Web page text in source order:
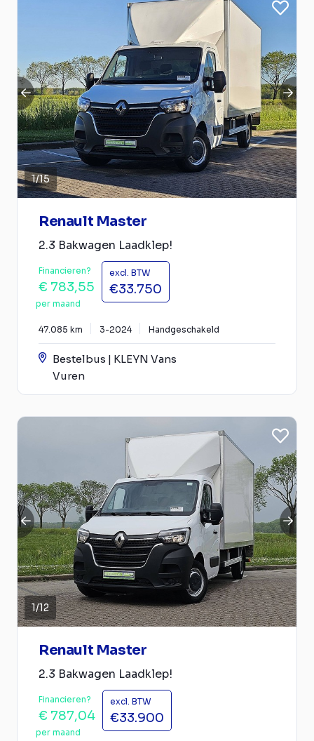
1/15
Renault Master
2.3 Bakwagen Laadklep!
Financieren?
€ 783,55
per maand
excl. BTW
€33.750
47.085 km 3-2024 Handgeschakeld
Bestelbus | KLEYN Vans
Vuren
1/12
Renault Master
2.3 Bakwagen Laadklep!
Financieren?
€ 787,04
per maand
excl. BTW
€33.900